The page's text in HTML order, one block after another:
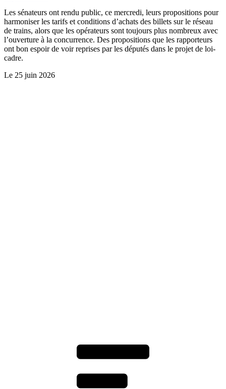
Les sénateurs ont rendu public, ce mercredi, leurs propositions pour
harmoniser les tarifs et conditions d’achats des billets sur le réseau
de trains, alors que les opérateurs sont toujours plus nombreux avec
l’ouverture à la concurrence. Des propositions que les rapporteurs
ont bon espoir de voir reprises par les députés dans le projet de loi-
cadre.
Le 25 juin 2026